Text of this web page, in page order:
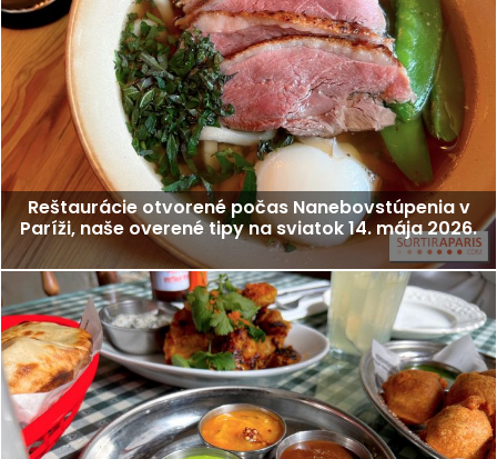
Reštaurácie otvorené počas Nanebovstúpenia v
Paríži, naše overené tipy na sviatok 14. mája 2026.